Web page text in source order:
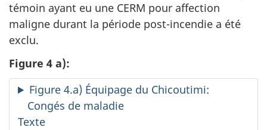
témoin ayant eu une CERM pour affection
maligne durant la période post-incendie a été
exclu.
Figure 4 a):
Figure 4.a) Équipage du Chicoutimi:
Congés de maladie
Texte